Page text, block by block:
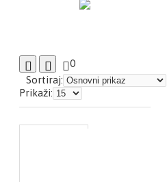
0
Sortiraj:
Prikaži: